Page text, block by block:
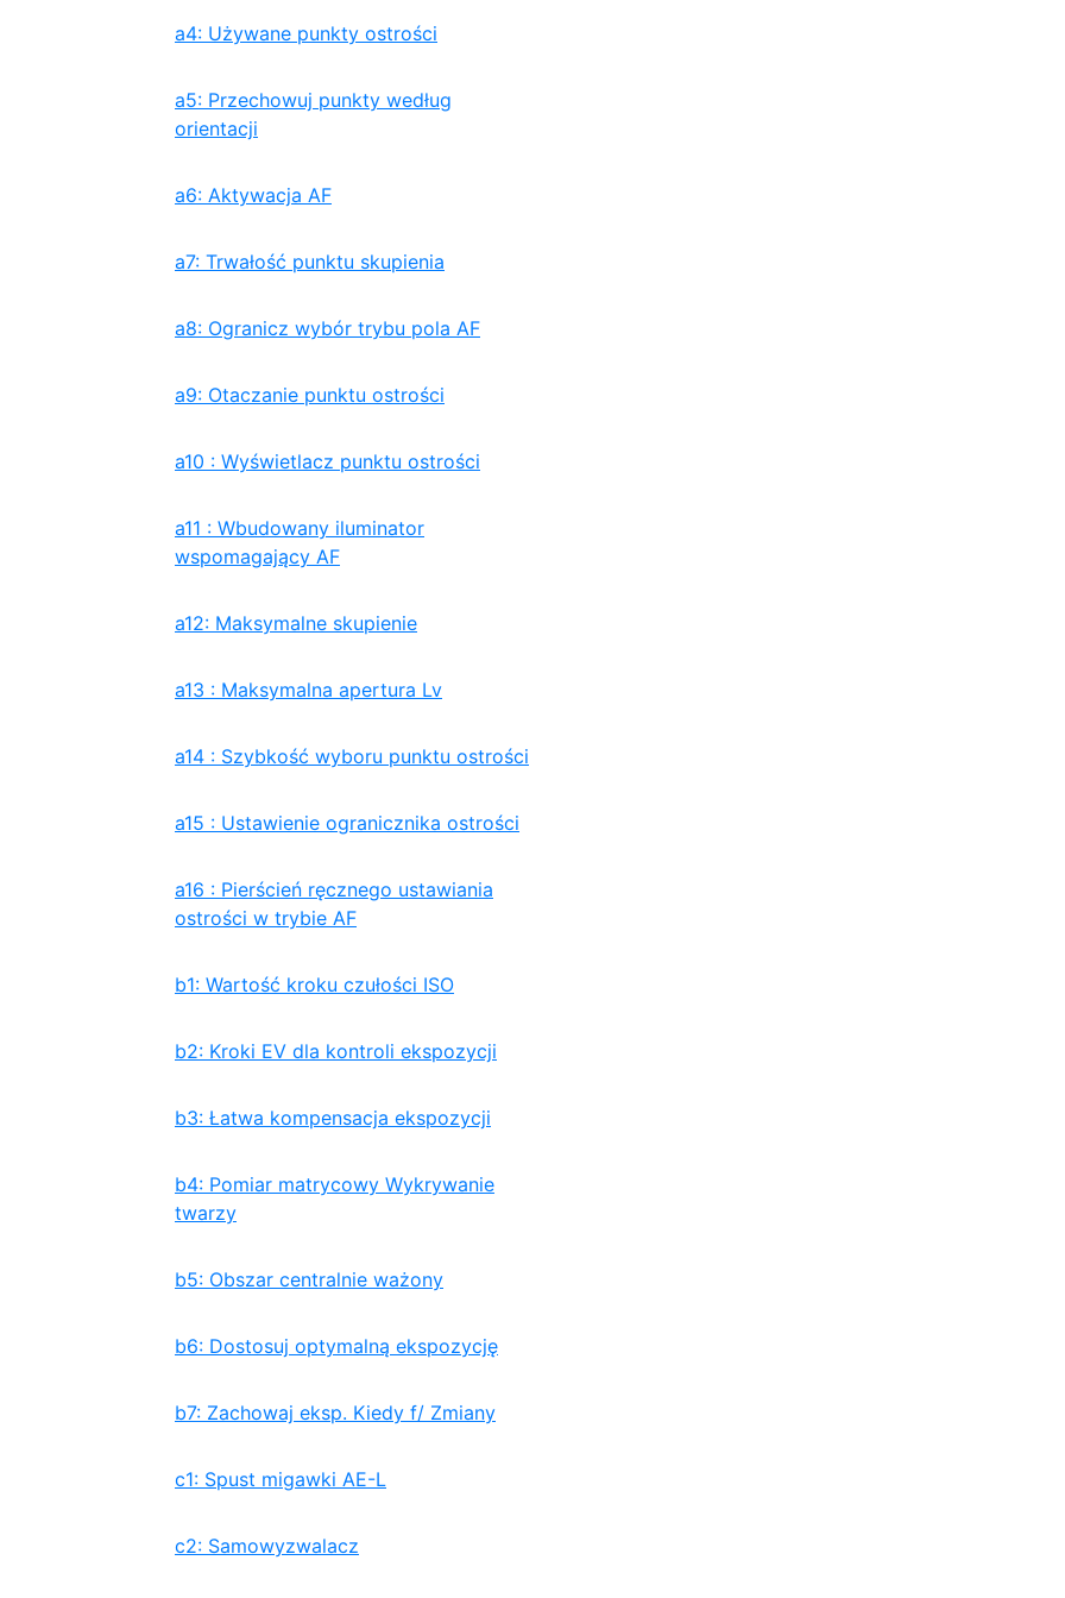
a4: Używane punkty ostrości
a5: Przechowuj punkty według
orientacji
a6: Aktywacja AF
a7: Trwałość punktu skupienia
a8: Ogranicz wybór trybu pola AF
a9: Otaczanie punktu ostrości
a10 : Wyświetlacz punktu ostrości
a11 : Wbudowany iluminator
wspomagający AF
a12: Maksymalne skupienie
a13 : Maksymalna apertura Lv
a14 : Szybkość wyboru punktu ostrości
a15 : Ustawienie ogranicznika ostrości
a16 : Pierścień ręcznego ustawiania
ostrości w trybie AF
b1: Wartość kroku czułości ISO
b2: Kroki EV dla kontroli ekspozycji
b3: Łatwa kompensacja ekspozycji
b4: Pomiar matrycowy Wykrywanie
twarzy
b5: Obszar centralnie ważony
b6: Dostosuj optymalną ekspozycję
b7: Zachowaj eksp. Kiedy f/ Zmiany
c1: Spust migawki AE-L
c2: Samowyzwalacz